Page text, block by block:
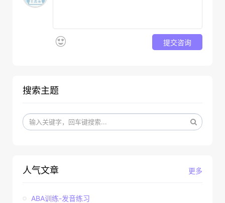
提交咨询
搜索主题
更多
人气文章
ABA训练-发音练习